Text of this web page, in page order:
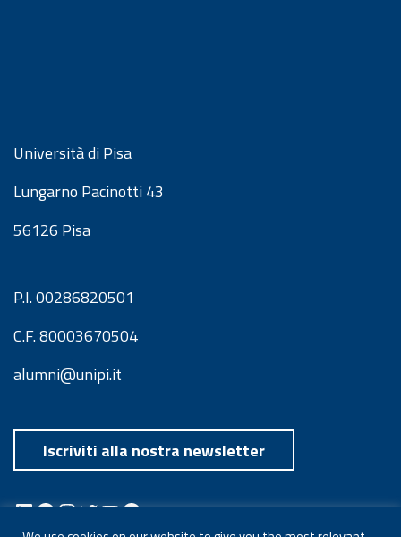
Università di Pisa
Lungarno Pacinotti 43
56126 Pisa
P.I. 00286820501
C.F. 80003670504
alumni@unipi.it
Iscriviti alla nostra newsletter
LinkedIn Facebook InstagramTwitter YouTube Spotify Telegram